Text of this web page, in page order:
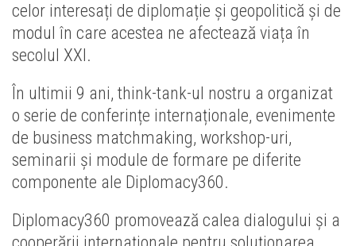
celor interesați de diplomație și geopolitică și de
modul în care acestea ne afectează viața în
secolul XXI.
În ultimii 9 ani, think-tank-ul nostru a organizat
o serie de conferințe internaționale, evenimente
de business matchmaking, workshop-uri,
seminarii și module de formare pe diferite
componente ale Diplomacy360.
Diplomacy360 promovează calea dialogului și a